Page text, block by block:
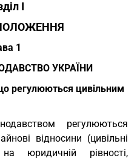
I
1
УКРАЇНИ
регулюються цивільним
регулюються
відносини (цивільні
юридичній рівності,